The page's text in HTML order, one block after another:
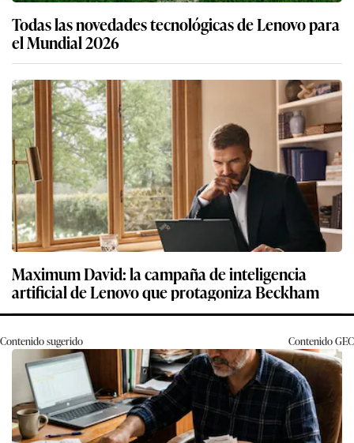
Todas las novedades tecnológicas de Lenovo para
el Mundial 2026
Maximum David: la campaña de inteligencia
artificial de Lenovo que protagoniza Beckham
Contenido sugerido ContenidoGEC